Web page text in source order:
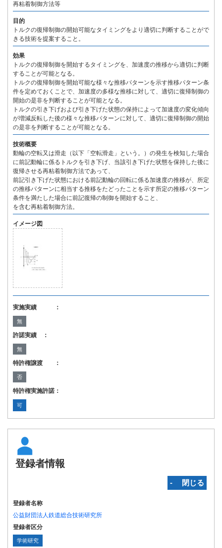
再粘着制御方法等
目的
トルクの復帰制御の開始可能なタイミングをより適切に判断することがで
きる技術を提案すること。
効果
トルクの復帰制御を開始するタイミングを、加速度の推移から適切に判断
することが可能となる。
トルクの復帰制御を開始可能な様々な推移パターンを示す推移パターン条
件を定めておくことで、加速度の多様な推移に対して、適切に復帰制御の
開始の是非を判断することが可能となる。
トルクの引き下げおよび引き下げた状態の保持によって加速度の変化傾向
が増減反転した後の様々な推移パターンに対して、適切に復帰制御の開始
の是非を判断することが可能となる。
技術概要
動輪の空転又は滑走（以下「空転滑走」という。）の発生を検知した場合
に前記動輪に係るトルクを引き下げ、当該引き下げた状態を保持した後に
復帰させる再粘着制御方法であって、
前記引き下げた状態における前記動輪の回転に係る加速度の推移が、所定
の推移パターンに相当する推移をたどったことを示す所定の推移パターン
条件を満たした場合に前記復帰の制御を開始すること、
を含む再粘着制御方法。
イメージ図
実施実績 ：
無
許諾実績 ：
無
特許権譲渡 ：
否
特許権実施許諾：
可
登録者情報
‐ 閉じる
登録者名称
公益財団法人鉄道総合技術研究所
登録者区分
学術研究